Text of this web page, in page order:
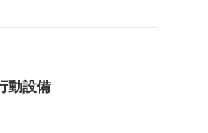
動設備